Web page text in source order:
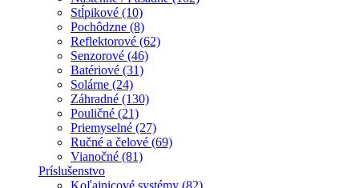
Stĺpikové (10)
Pochôdzne (8)
Reflektorové (62)
Senzorové (46)
Batériové (31)
Solárne (24)
Záhradné (130)
Pouličné (21)
Priemyselné (27)
Ručné a čelové (69)
Vianočné (81)
Príslušenstvo
Koľajnicové systémy (82)